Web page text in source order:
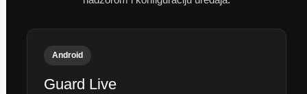
Android
Guard Live